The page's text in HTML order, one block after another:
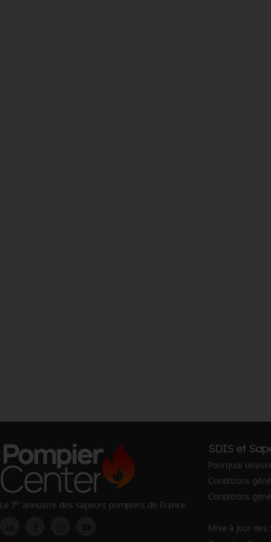
Le 1er annuaire des sapeurs pompiers de France.
SDIS et
Pourquoi
Conditions
Conditions
Mise à jour des